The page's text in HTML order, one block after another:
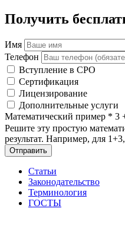
Получить
Имя
Телефон
Вступление в СРО
Сертификация
Лицензирование
Дополнительные услуги
Математический пример * 3
Решите эту простую
результат. Например, для
Отправить
Статьи
Законодательство
Терминология
ГОСТЫ